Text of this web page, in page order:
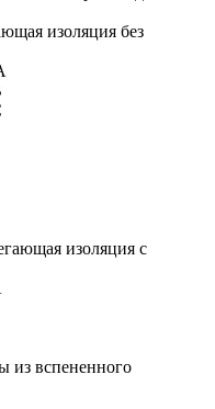
изоляция без
изоляция с
из вспененного